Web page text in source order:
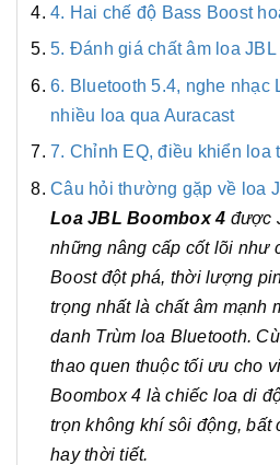
4. Hai chế độ Bass Boost
5. Đánh giá chất âm loa JBL
6. Bluetooth 5.4, nghe nhạc
nhiều loa qua Auracast
7. Chỉnh EQ, điều khiển loa
Câu hỏi thường gặp về loa
Loa JBL Boombox 4 được
những nâng cấp cốt lõi như
Boost đột phá, thời lượng
trọng nhất là chất âm mạnh
danh Trùm loa Bluetooth.
thao quen thuộc tối ưu cho
Boombox 4 là chiếc loa di
trọn không khí sôi động, bất
hay thời tiết.